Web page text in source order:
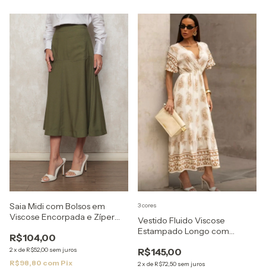
Saia Midi com Bolsos em
Viscose Encorpada e Zíper
R$104,00
2x de R$52,00 sem juros
R$98,80 com Pix
Vestido Fluido Viscose
Estampado Longo com
R$145,00
2x de R$72,50 sem juros
3 cores